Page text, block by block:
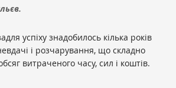
успіху знадобилось кілька років
і розчарування, що складно
витраченого часу, сил і коштів.